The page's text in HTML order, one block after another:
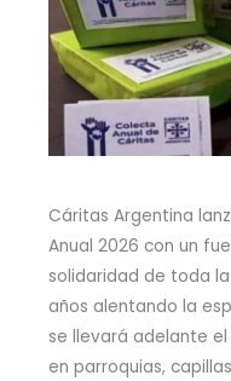
Cáritas Argentina
Anual 2026 con un
solidaridad de toda
años alentando la
se llevará adelante
en parroquias,